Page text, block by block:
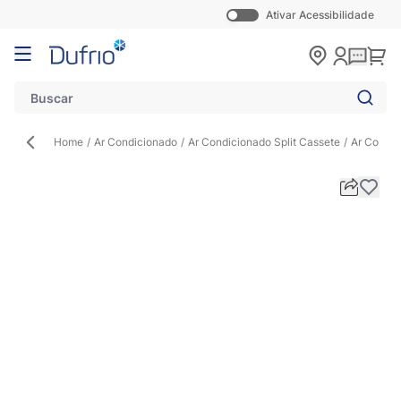
Ativar Acessibilidade
Pular para o conteúdo
Home / Ar Condicionado / Ar Condicionado Split Cassete / Ar